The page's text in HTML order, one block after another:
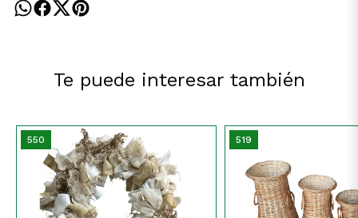
Te puede interesar también
550 519